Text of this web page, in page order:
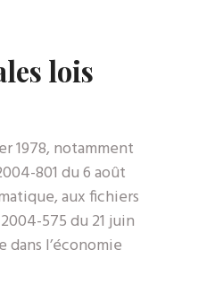
lois
1978, notamment
801 du 6 août
aux fichiers
575 du 21 juin
dans l’économie